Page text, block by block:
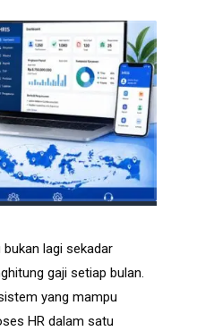
lagi sekadar
gaji setiap bulan.
yang mampu
HR dalam satu